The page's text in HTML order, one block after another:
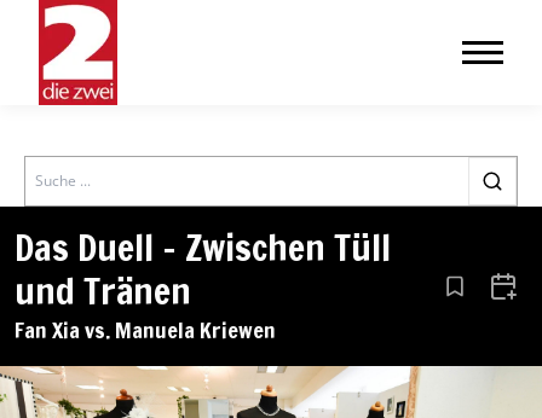
Search
Das Duell – Zwischen Tüll
und Tränen
Fan Xia vs. Manuela Kriewen
Aus den